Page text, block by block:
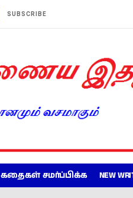
SUBSCRIBE
கதைகள் சமர்ப்பிக்க NEW